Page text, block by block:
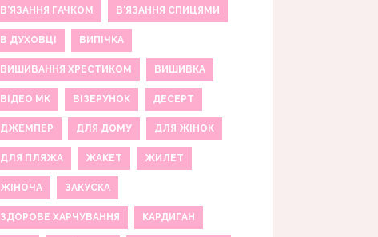
В'ЯЗАННЯ ГАЧКОМ В'ЯЗАННЯ СПИЦЯМИ
В ДУХОВЦІ ВИПІЧКА
ВИШИВАННЯ ХРЕСТИКОМ ВИШИВКА
ВІДЕО МК ВІЗЕРУНОК ДЕСЕРТ
ДЖЕМПЕР ДЛЯ ДОМУ ДЛЯ ЖІНОК
ДЛЯ ПЛЯЖА ЖАКЕТ ЖИЛЕТ
ЖІНОЧА ЗАКУСКА
ЗДОРОВЕ ХАРЧУВАННЯ КАРДИГАН